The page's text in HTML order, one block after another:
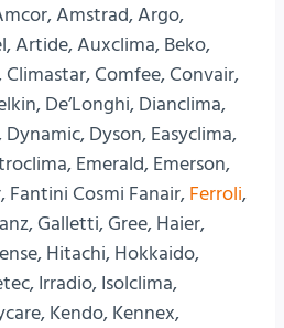
Amstrad, Argo,
Artide, Auxclima, Beko,
Climastar, Comfee, Convair,
De’Longhi, Dianclima,
Dyson, Easyclima,
Emerald, Emerson,
Fantini Cosmi Fanair, Ferroli,
Galletti, Gree, Haier,
Hitachi, Hokkaido,
Irradio, Isolclima,
Kendo, Kennex,